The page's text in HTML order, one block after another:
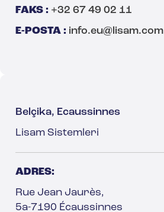
FAKS : +32 67 49 02 11
E-POSTA : info.eu@lisam.com
Belçika, Ecaussinnes
Lisam Sistemleri
ADRES:
Rue Jean Jaurès,
5a-7190 Écaussinnes